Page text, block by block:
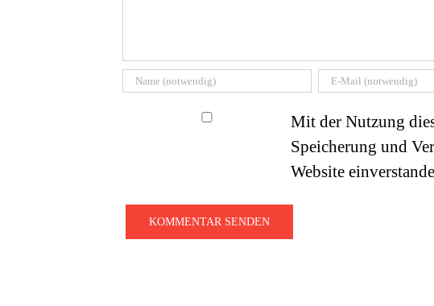
Mit der Nutzung
Speicherung und
Website